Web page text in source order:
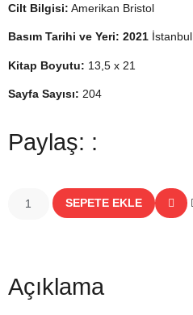
Cilt Bilgisi: Amerikan Bristol
Basım Tarihi ve Yeri: 2021 İstanbul
Kitap Boyutu: 13,5 x 21
Sayfa Sayısı: 204
Paylaş: :
SEPETE EKLE
Açıklama